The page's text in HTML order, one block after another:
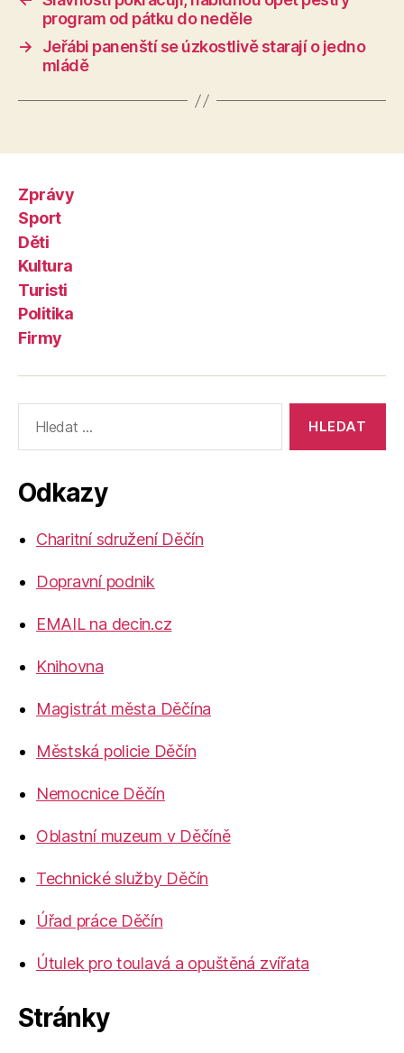
program od pátku do neděle
→
Jeřábi panenští se úzkostlivě starají o jedno
mládě
Zprávy
Sport
Děti
Kultura
Turisti
Politika
Firmy
vyhledávání:
Odkazy
Charitní sdružení Děčín
Dopravní podnik
EMAIL na decin.cz
Knihovna
Magistrát města Děčína
Městská policie Děčín
Nemocnice Děčín
Oblastní muzeum v Děčíně
Technické služby Děčín
Úřad práce Děčín
Útulek pro toulavá a opuštěná zvířata
Stránky